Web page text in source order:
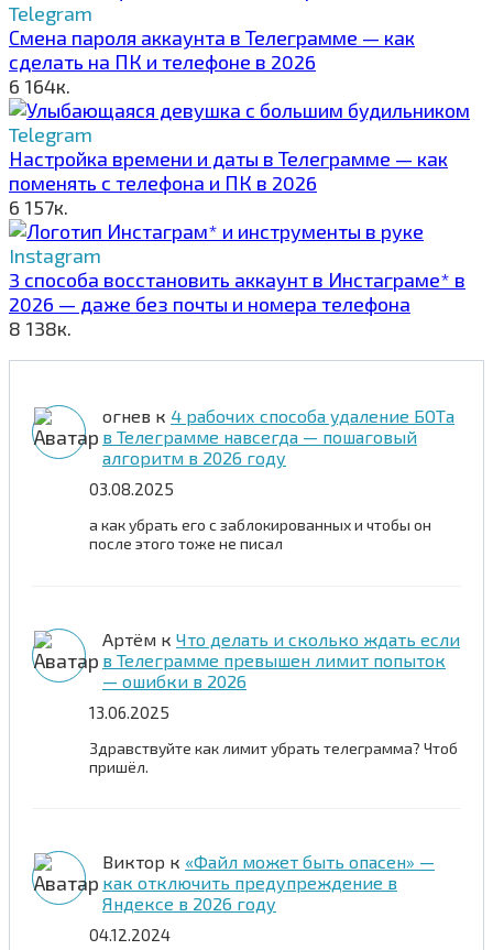
Telegram
Смена пароля аккаунта в Телеграмме — как
сделать на ПК и телефоне в 2026
6 164к.
Telegram
Настройка времени и даты в Телеграмме — как
поменять с телефона и ПК в 2026
6 157к.
Instagram
3 способа восстановить аккаунт в Инстаграме* в
2026 — даже без почты и номера телефона
8 138к.
огнев к 4 рабочих способа удаление БОТа
в Телеграмме навсегда — пошаговый
алгоритм в 2026 году
03.08.2025
а как убрать его с заблокированных и чтобы он
после этого тоже не писал
Артём к Что делать и сколько ждать если
в Телеграмме превышен лимит попыток
— ошибки в 2026
13.06.2025
Здравствуйте как лимит убрать телеграмма? Чтоб
пришёл.
Виктор к «Файл может быть опасен» —
как отключить предупреждение в
Яндексе в 2026 году
04.12.2024